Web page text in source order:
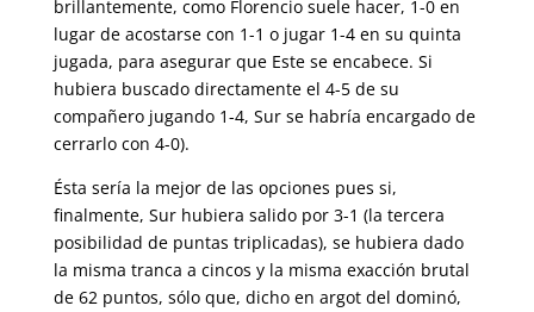
brillantemente, como Florencio suele hacer, 1-0 en
lugar de acostarse con 1-1 o jugar 1-4 en su quinta
jugada, para asegurar que Este se encabece. Si
hubiera buscado directamente el 4-5 de su
compañero jugando 1-4, Sur se habría encargado de
cerrarlo con 4-0).
Ésta sería la mejor de las opciones pues si,
finalmente, Sur hubiera salido por 3-1 (la tercera
posibilidad de puntas triplicadas), se hubiera dado
la misma tranca a cincos y la misma exacción brutal
de 62 puntos, sólo que, dicho en argot del dominó,